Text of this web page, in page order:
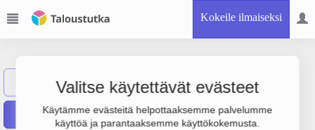
Kokeile ilmaiseksi
Valitse käytettävät evästeet
Käytämme evästeitä helpottaaksemme palvelumme
käyttöä ja parantaaksemme käyttökokemusta.
Näytä haku Hongisto Oy
Raportit